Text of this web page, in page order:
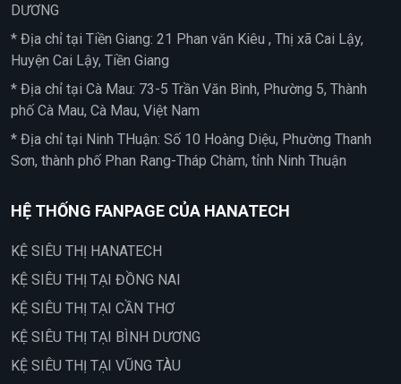
DƯƠNG
* Địa chỉ tại Tiền Giang: 21 Phan văn Kiêu , Thị xã Cai Lậy,
Huyện Cai Lậy, Tiền Giang
* Địa chỉ tại Cà Mau: 73-5 Trần Văn Bình, Phường 5, Thành
phố Cà Mau, Cà Mau, Việt Nam
* Địa chỉ tại Ninh THuận: Số 10 Hoàng Diệu, Phường Thanh
Sơn, thành phố Phan Rang-Tháp Chàm, tỉnh Ninh Thuận
HỆ THỐNG FANPAGE CỦA HANATECH
KỆ SIÊU THỊ HANATECH
KỆ SIÊU THỊ TẠI ĐỒNG NAI
KỆ SIÊU THỊ TẠI CẦN THƠ
KỆ SIÊU THỊ TẠI BÌNH DƯƠNG
KỆ SIÊU THỊ TẠI VŨNG TÀU